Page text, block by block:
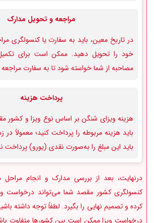
مراجعه و تحویل مدارک
در تاریخ معین، باید به سفارت یا کنسولگری
خود را تحویل دهید. ممکن است برای
مصاحبه از شما خواسته شود تا به سفارت مراجعه
پرداخت هزینه
هزینه ویزای شنگن بر اساس نوع ویزا و کشور
باید هزینه مربوطه را پرداخت کنید؛ معمولاً در
باید این مبلغ را به‌صورت نقدی (یورو) پرداخت
درنهایت، بعد از بررسی مدارک و انجام
کنسولگری کشور مقصد شما می‌تواند درخواست
کرده و تصمیم نهایی را بگیرد. لطفاً توجه داشته
درخواست ویزا ممکن است بین کشورها متفاوت